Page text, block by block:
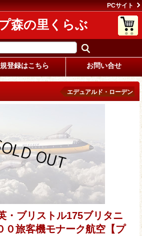
PCサイト
森の里くらぶ
登録はこちら お問い合せ
エデュアルド・ローデン
・ブリストル175ブリタニ
０旅客機モナーク航空【プ